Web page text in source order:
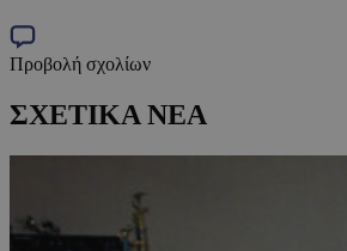
Προβολή σχολίων
ΣΧΕΤΙΚΑ ΝΕΑ